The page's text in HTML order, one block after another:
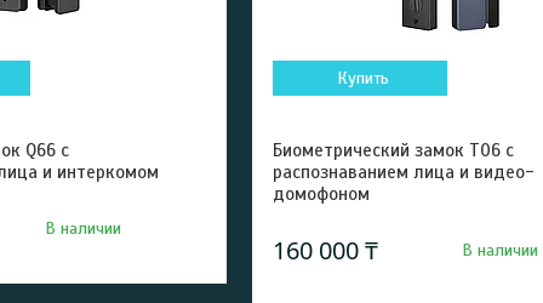
Q66 с
и интеркомом
В наличии
Купить
Биометрический замок T06 с
распознаванием лица и видео-
домофоном
160 000 ₸ В наличии